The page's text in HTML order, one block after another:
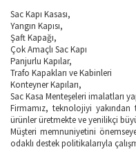
Sac Kapı Kasası,
Yangın Kapısı,
Şaft Kapağı,
Çok Amaçlı Sac Kapı
Panjurlu Kapılar,
Trafo Kapakları ve Kabinleri
Konteyner Kapıları,
Sac Kasa Menteşeleri imalatları
Firmamız, teknolojiyi
ürünler üretmekte ve yenilikçi
Müşteri memnuniyetini
odaklı destek politikalarıyla